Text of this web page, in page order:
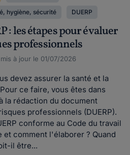
hygiène, sécurité DUERP
: les étapes pour évaluer
professionnels
à jour le 01/07/2026
devez assurer la santé et la
ce faire, vous êtes dans
la rédaction du document
professionnels (DUERP).
conforme au Code du travail
et comment l'élaborer ? Quand
il être...